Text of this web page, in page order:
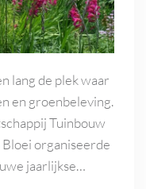
lang de plek waar
en groenbeleving.
Tuinbouw
organiseerde
jaarlijkse…